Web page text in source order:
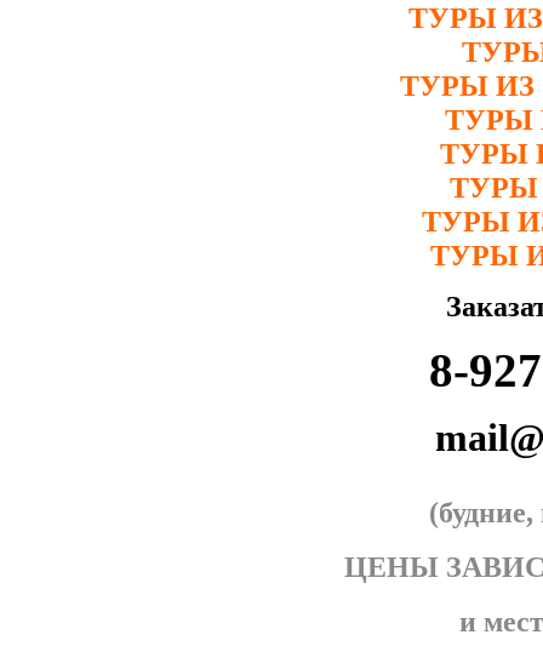
ТУРЫ
ТУРЫ ИЗ
ТУРЫ
ТУРЫ
ТУРЫ
ТУРЫ
ТУРЫ
8-
ЦЕНЫ
и